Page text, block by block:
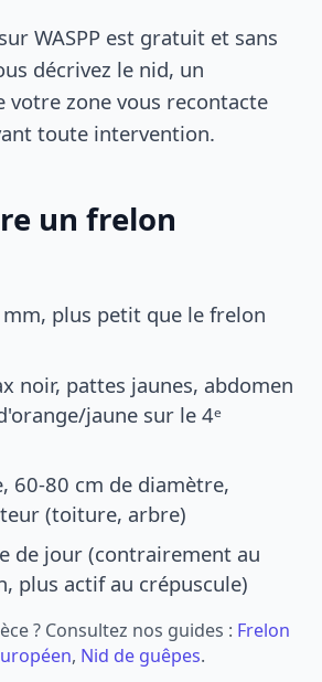
WASPP est gratuit et sans
décrivez le nid, un
votre zone vous recontacte
toute intervention.
un frelon
mm, plus petit que le frelon
noir, pattes jaunes, abdomen
jaune sur le 4ᵉ
60-80 cm de diamètre,
(toiture, arbre)
de jour (contrairement au
plus actif au crépuscule)
? Consultez nos guides : Frelon
, Nid de guêpes.